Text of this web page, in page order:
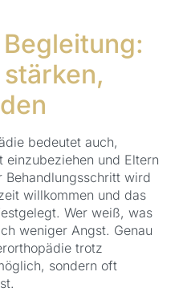
bedeutet auch,
und Eltern
wird
willkommen und das
Wer weiß, was
weniger Angst. Genau
trotz
sondern oft